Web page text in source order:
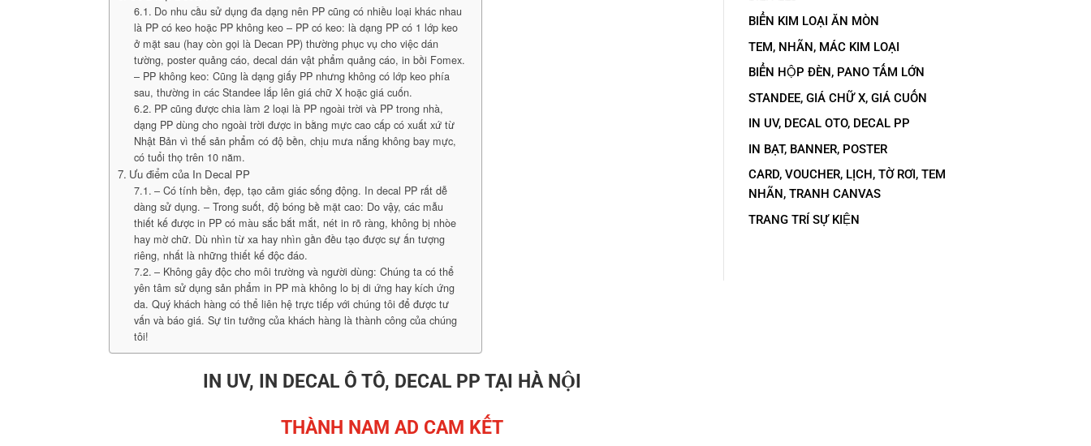
Do nhu cầu sử dụng đa dạng nên PP cũng có nhiều loại khác nhau
là PP có keo hoặc PP không keo – PP có keo: là dạng PP có 1 lớp keo
ở mặt sau (hay còn gọi là Decan PP) thường phục vụ cho việc dán
tường, poster quảng cáo, decal dán vật phẩm quảng cáo, in bồi Fomex.
– PP không keo: Cũng là dạng giấy PP nhưng không có lớp keo phía
sau, thường in các Standee lắp lên giá chữ X hoặc giá cuốn.
PP cũng được chia làm 2 loại là PP ngoài trời và PP trong nhà,
dạng PP dùng cho ngoài trời được in bằng mực cao cấp có xuất xứ từ
Nhật Bản vì thế sản phẩm có độ bền, chịu mưa nắng không bay mực,
có tuổi thọ trên 10 năm.
Ưu điểm của In Decal PP
– Có tính bền, đẹp, tạo cảm giác sống động. In decal PP rất dễ
dàng sử dụng. – Trong suốt, độ bóng bề mặt cao: Do vậy, các mẫu
thiết kế được in PP có màu sắc bắt mắt, nét in rõ ràng, không bị nhòe
hay mờ chữ. Dù nhìn từ xa hay nhìn gần đều tạo được sự ấn tượng
riêng, nhất là những thiết kế độc đáo.
– Không gây độc cho môi trường và người dùng: Chúng ta có thể
yên tâm sử dụng sản phẩm in PP mà không lo bị di ứng hay kích ứng
da. Quý khách hàng có thể liên hệ trực tiếp với chúng tôi để được tư
vấn và báo giá. Sự tin tưởng của khách hàng là thành công của chúng
tôi!
IN UV, IN DECAL Ô TÔ, DECAL PP TẠI HÀ NỘI
THÀNH NAM AD CAM KẾT
BIỂN KIM LOẠI ĂN MÒN
TEM, NHÃN, MÁC KIM LOẠI
BIỂN HỘP ĐÈN, PANO TẤM LỚN
STANDEE, GIÁ CHỮ X, GIÁ CUỐN
IN UV, DECAL OTO, DECAL PP
IN BẠT, BANNER, POSTER
CARD, VOUCHER, LỊCH, TỜ RƠI, TEM
NHÃN, TRANH CANVAS
TRANG TRÍ SỰ KIỆN